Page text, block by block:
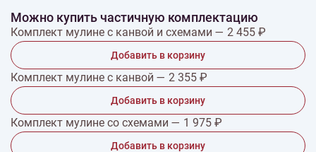
Можно купить частичную комплектацию
Комплект мулине с канвой и схемами — 2 455 ₽
Добавить в корзину
Комплект мулине с канвой — 2 355 ₽
Добавить в корзину
Комплект мулине со схемами — 1 975 ₽
Добавить в корзину